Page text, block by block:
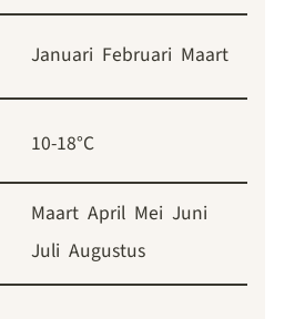
Januari Februari Maart
10-18°C
Maart April Mei Juni
Juli Augustus